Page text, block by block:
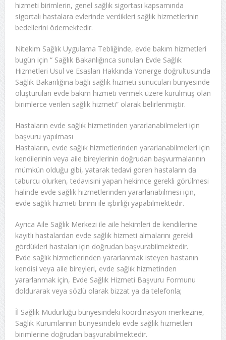
hizmeti birimlerin, genel sağlık sigortası kapsamında
sigortalı hastalara evlerinde verdikleri sağlık hizmetlerinin
bedellerini ödemektedir.
Nitekim Sağlık Uygulama Tebliğinde, evde bakım hizmetleri
bugün için “ Sağlık Bakanlığınca sunulan Evde Sağlık
Hizmetleri Usul ve Esasları Hakkında Yönerge doğrultusunda
Sağlık Bakanlığına bağlı sağlık hizmeti sunucuları bünyesinde
oluşturulan evde bakım hizmeti vermek üzere kurulmuş olan
birimlerce verilen sağlık hizmeti” olarak belirlenmiştir.
Hastaların evde sağlık hizmetinden yararlanabilmeleri için
başvuru yapılması
Hastaların, evde sağlık hizmetlerinden yararlanabilmeleri için
kendilerinin veya aile bireylerinin doğrudan başvurmalarının
mümkün olduğu gibi, yatarak tedavi gören hastaların da
taburcu olurken, tedavisini yapan hekimce gerekli görülmesi
halinde evde sağlık hizmetlerinden yararlanabilmesi için,
evde sağlık hizmeti birimi ile işbirliği yapabilmektedir.
Ayrıca Aile Sağlık Merkezi ile aile hekimleri de kendilerine
kayıtlı hastalardan evde sağlık hizmeti almalarını gerekli
gördükleri hastaları için doğrudan başvurabilmektedir.
Evde sağlık hizmetlerinden yararlanmak isteyen hastanın
kendisi veya aile bireyleri, evde sağlık hizmetinden
yararlanmak için, Evde Sağlık Hizmeti Başvuru Formunu
doldurarak veya sözlü olarak bizzat ya da telefonla;
İl Sağlık Müdürlüğü bünyesindeki koordinasyon merkezine,
Sağlık Kurumlarının bünyesindeki evde sağlık hizmetleri
birimlerine doğrudan başvurabilmektedir.